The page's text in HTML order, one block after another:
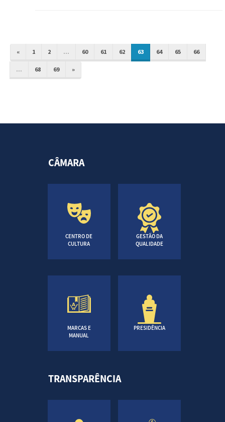
« 1 2 ... 60 61 62 63 64 65 66
... 68 69 »
CÂMARA
CENTRO DE
CULTURA
GESTÃO DA
QUALIDADE
MARCAS E
MANUAL
PRESIDÊNCIA
TRANSPARÊNCIA